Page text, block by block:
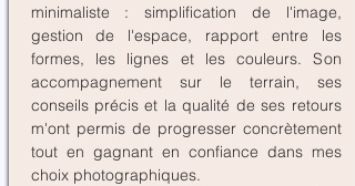
minimaliste : simplification de l'image,
gestion de l'espace, rapport entre les
formes, les lignes et les couleurs. Son
accompagnement sur le terrain, ses
conseils précis et la qualité de ses retours
m'ont permis de progresser concrètement
tout en gagnant en confiance dans mes
choix photographiques.